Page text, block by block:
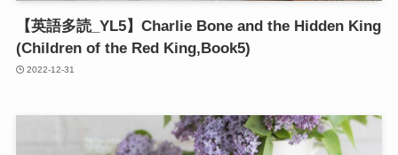
【英語多読_YL5】Charlie Bone and the Hidden King
(Children of the Red King,Book5)
2022-12-31